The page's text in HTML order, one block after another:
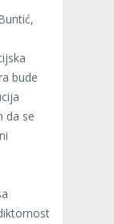
bude
da se